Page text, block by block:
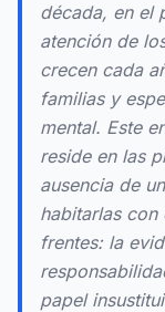
década, en el
atención de
crecen cada
familias y
mental. Este
reside en las
ausencia de
habitarlas
frentes: la
papel